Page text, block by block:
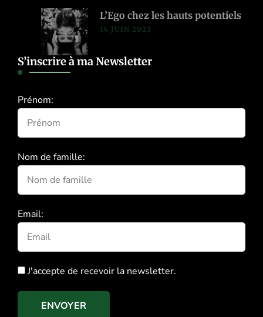
L’Ego chez les hauts potentiels
14 JUIN 2023
S’inscrire à ma Newsletter
Prénom:
Nom de famille:
Email:
J'accepte de recevoir la newsletter.
ENVOYER